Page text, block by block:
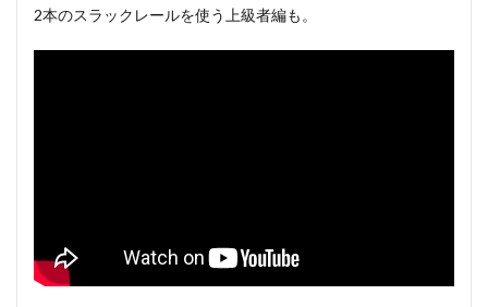
2本のスラックレールを使う上級者編も。